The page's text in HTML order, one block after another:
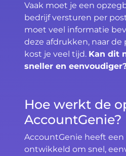
Vaak moet je een
bedrijf versturen per
moet veel informatie
deze afdrukken, naar
kost je veel tijd. Kan dit
sneller en
Hoe werkt de
AccountGenie?
AccountGenie heeft een
ontwikkeld om snel,